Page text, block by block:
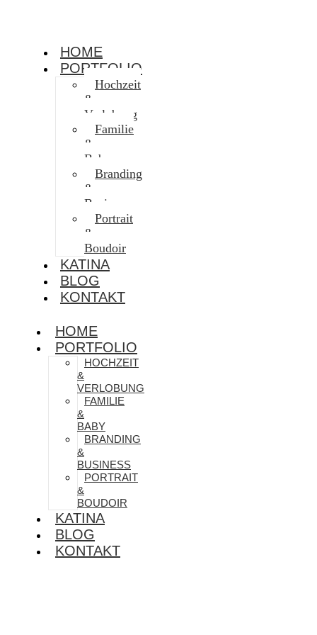
HOME
PORTFOLIO
Hochzeit
&
Verlobung
Familie
&
Baby
Branding
&
Business
Portrait
&
Boudoir
KATINA
BLOG
KONTAKT
HOME
PORTFOLIO
HOCHZEIT
&
VERLOBUNG
FAMILIE
&
BABY
BRANDING
&
BUSINESS
PORTRAIT
&
BOUDOIR
KATINA
BLOG
KONTAKT